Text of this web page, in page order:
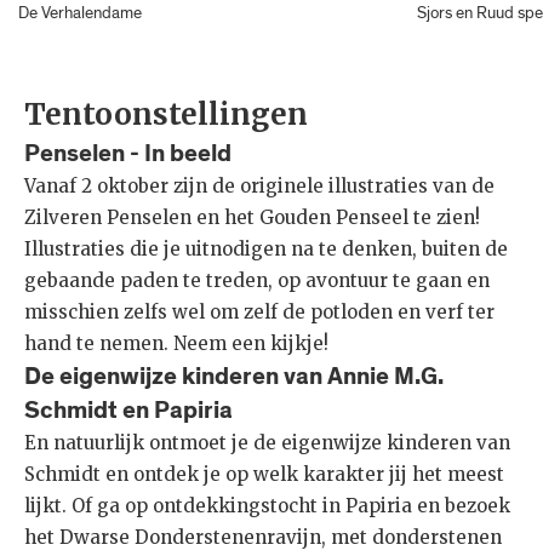
De Verhalendame Sjors en Ruud
Tentoonstellingen
Penselen - In beeld
Vanaf 2 oktober zijn de originele illustraties van de
Zilveren Penselen en het Gouden Penseel te zien!
Illustraties die je uitnodigen na te denken, buiten de
gebaande paden te treden, op avontuur te gaan en
misschien zelfs wel om zelf de potloden en verf ter
hand te nemen. Neem een kijkje!
De eigenwijze kinderen van Annie M.G.
Schmidt en Papiria
En natuurlijk ontmoet je de eigenwijze kinderen van
Schmidt en ontdek je op welk karakter jij het meest
lijkt. Of ga op ontdekkingstocht in Papiria en bezoek
het Dwarse Donderstenenravijn, met donderstenen